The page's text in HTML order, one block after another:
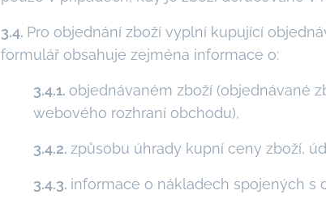
3.4. Pro objednání zboží vyplní kupující
formulář obsahuje zejména informace o:
3.4.1. objednávaném zboží (objednávané
webového rozhraní obchodu),
3.4.2. způsobu úhrady kupní ceny zboží,
3.4.3. informace o nákladech spojených s